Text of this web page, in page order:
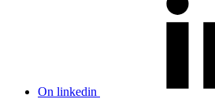
On linkedin